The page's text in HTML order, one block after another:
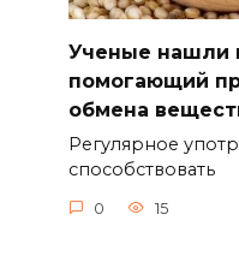
Ученые нашли
помогающий
обмена
Регулярное
способствовать
0 15